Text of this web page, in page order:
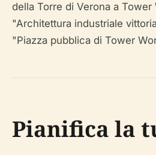
della Torre di Verona a Tower
"Architettura industriale
"Piazza pubblica di Tower
Pianifica la